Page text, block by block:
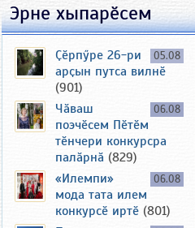
Эрне хыпарӗсем
05.08
Ҫӗрпӳре 26-ри
арҫын путса вилнӗ
(901)
06.08
Чӑваш
поэчӗсем Пӗтӗм
тӗнчери конкурсра
палӑрнӑ (829)
06.08
«Илемпи»
мода тата илем
конкурсӗ иртӗ (801)